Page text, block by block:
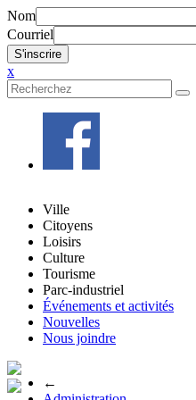
Nom
Courriel
x
Ville
Citoyens
Loisirs
Culture
Tourisme
Parc-industriel
Événements et activités
Nouvelles
Nous joindre
←